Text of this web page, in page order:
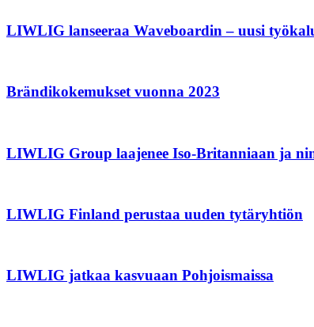
LIWLIG lanseeraa Waveboardin – uusi
Brändikokemukset vuonna 2023
LIWLIG Group laajenee Iso-Britanniaan ja
LIWLIG Finland perustaa uuden tytäryhtiön
LIWLIG jatkaa kasvuaan Pohjoismaissa